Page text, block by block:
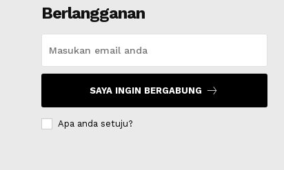
Berlangganan
SAYA INGIN BERGABUNG
Apa anda setuju?